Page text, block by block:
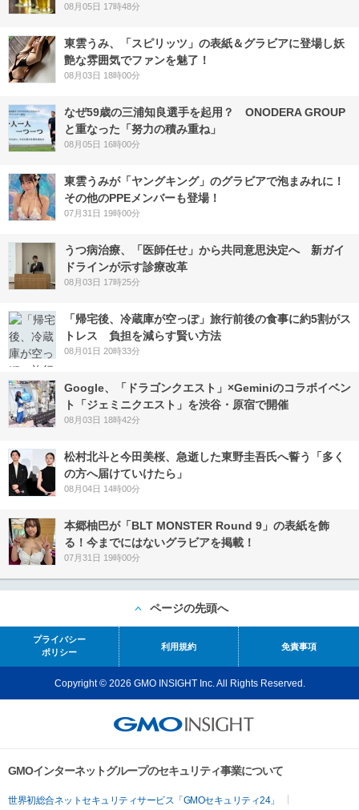
08月05日 17時48分
東雲うみ、「スピリッツ」の表紙＆グラビアに登場し妖
艶な雰囲気でファンを魅了！
08月03日 18時00分
なぜ59歳の三浦知良選手を起用？ ONODERA GROUP
と重なった「努力の積み重ね」
08月05日 16時00分
東雲うみが「ヤングキング」のグラビアで泡まみれに！
その他のPPEメンバーも登場！
07月31日 19時00分
うつ病治療、「医師任せ」から共同意思決定へ 新ガイ
ドラインが示す診療改革
08月03日 17時25分
「帰宅後、冷蔵庫が空っぽ」旅行前後の食事に約5割がス
トレス 負担を減らす賢い方法
08月01日 20時33分
Google、「ドラゴンクエスト」×Geminiのコラボイベン
ト「ジェミニクエスト」を渋谷・原宿で開催
08月03日 18時42分
松村北斗と今田美桜、急逝した東野圭吾氏へ誓う「多く
の方へ届けていけたら」
08月04日 14時00分
本郷柚巴が「BLT MONSTER Round 9」の表紙を飾
る！今までにはないグラビアを掲載！
07月31日 19時00分
ページの先頭へ
プライバシー
ポリシー
利用規約 免責事項
Copyright © 2026 GMO INSIGHT Inc. All Rights Reserved.
GMOインターネットグループのセキュリティ事業について
世界初総合ネットセキュリティサービス「GMOセキュリティ24」